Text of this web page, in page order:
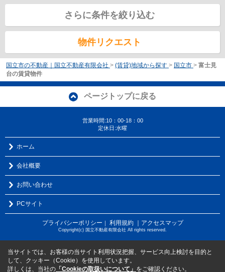
さらに条件を絞り込む
物件リクエスト
国立市の不動産｜国立不動産有限会社 > (賃貸)地域から探す > 国立市 > 富士見
台の賃貸物件
ページトップに戻る
営業時間:10：00-18：00
定休日:水曜
ホーム
会社概要
お問い合わせ
PCサイト
プライバシーポリシー ｜ 利用規約 ｜アクセスマップ
Copyright(c) 国立不動産有限会社 All rights reserved.
当サイトでは、お客様の当サイト利用状況把握、サービス向上検討を目的と
して、クッキー（Cookie）を使用しています。
詳しくは、当社の 「Cookieの取扱いについて」 をご確認ください。